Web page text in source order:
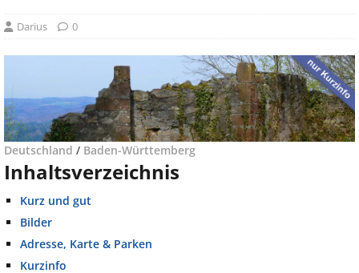
Darius 0
Deutschland / Baden-Württemberg
Inhaltsverzeichnis
Kurz und gut
Bilder
Adresse, Karte & Parken
Kurzinfo